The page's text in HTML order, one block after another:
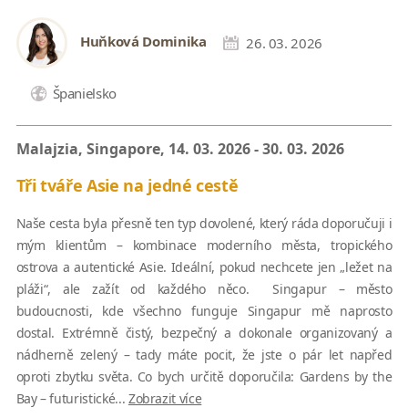
Huňková Dominika 26. 03. 2026
Španielsko
Malajzia, Singapore, 14. 03. 2026 - 30. 03. 2026
Tři tváře Asie na jedné cestě
Naše cesta byla přesně ten typ dovolené, který ráda doporučuji i
mým klientům – kombinace moderního města, tropického
ostrova a autentické Asie. Ideální, pokud nechcete jen „ležet na
pláži“, ale zažít od každého něco. Singapur – město
budoucnosti, kde všechno funguje Singapur mě naprosto
dostal. Extrémně čistý, bezpečný a dokonale organizovaný a
nádherně zelený – tady máte pocit, že jste o pár let napřed
oproti zbytku světa. Co bych určitě doporučila: Gardens by the
Bay – futuristické... Zobrazit více